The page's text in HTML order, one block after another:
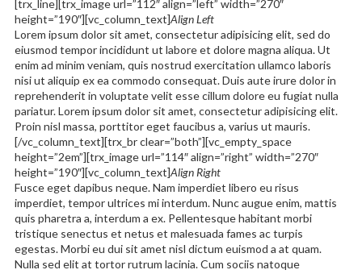
[trx_line][trx_image url=”112″ align=”left” width=”270″
height=”190″][vc_column_text]Align Left
Lorem ipsum dolor sit amet, consectetur adipisicing elit, sed do
eiusmod tempor incididunt ut labore et dolore magna aliqua. Ut
enim ad minim veniam, quis nostrud exercitation ullamco laboris
nisi ut aliquip ex ea commodo consequat. Duis aute irure dolor in
reprehenderit in voluptate velit esse cillum dolore eu fugiat nulla
pariatur. Lorem ipsum dolor sit amet, consectetur adipisicing elit.
Proin nisl massa, porttitor eget faucibus a, varius ut mauris.
[/vc_column_text][trx_br clear=”both”][vc_empty_space
height=”2em”][trx_image url=”114″ align=”right” width=”270″
height=”190″][vc_column_text]Align Right
Fusce eget dapibus neque. Nam imperdiet libero eu risus
imperdiet, tempor ultrices mi interdum. Nunc augue enim, mattis
quis pharetra a, interdum a ex. Pellentesque habitant morbi
tristique senectus et netus et malesuada fames ac turpis
egestas. Morbi eu dui sit amet nisl dictum euismod a at quam.
Nulla sed elit at tortor rutrum lacinia. Cum sociis natoque